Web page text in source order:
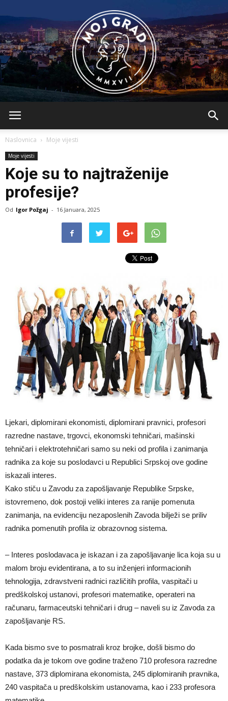
Naslovnica Moje vijesti
Moje vijesti
Koje su to najtraženije
profesije?
Od Igor Požgaj - 16 Januara, 2025
Ljekari, diplomirani ekonomisti, diplomirani pravnici, profesori
razredne nastave, trgovci, ekonomski tehničari, mašinski
tehničari i elektrotehničari samo su neki od profila i zanimanja
radnika za koje su poslodavci u Republici Srpskoj ove godine
iskazali interes.
Kako stiču u Zavodu za zapošljavanje Republike Srpske,
istovremeno, dok postoji veliki interes za ranije pomenuta
zanimanja, na evidenciju nezaposlenih Zavoda bilježi se priliv
radnika pomenutih profila iz obrazovnog sistema.
– Interes poslodavaca je iskazan i za zapošljavanje lica koja su u
malom broju evidentirana, a to su inženjeri informacionih
tehnologija, zdravstveni radnici različitih profila, vaspitači u
predškolskoj ustanovi, profesori matematike, operateri na
računaru, farmaceutski tehničari i drug – naveli su iz Zavoda za
zapošljavanje RS.
Kada bismo sve to posmatrali kroz brojke, došli bismo do
podatka da je tokom ove godine traženo 710 profesora razredne
nastave, 373 diplomirana ekonomista, 245 diplomiranih pravnika,
240 vaspitača u predškolskim ustanovama, kao i 233 profesora